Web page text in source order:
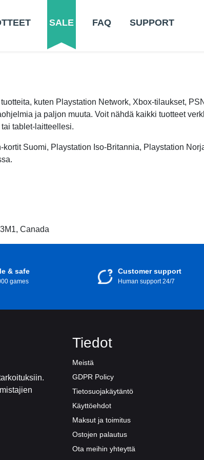
SALE FAQ SUPPORT
kuten Playstation Network, Xbox-tilaukset,
ja paljon muuta. Voit nähdä kaikki tuotteet
tablet-laitteellesi.
Suomi, Playstation Iso-Britannia, Playstation
Canada
& safe
games
Customer support
Human support 24/7
Tiedot
Meistä
GDPR Policy
Tietosuojakäytäntö
Käyttöehdot
Maksut ja toimitus
Ostojen palautus
Ota meihin yhteyttä